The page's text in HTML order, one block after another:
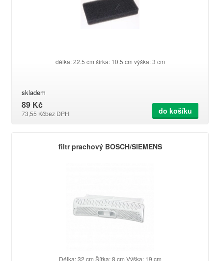
délka: 22.5 cm šířka: 10.5 cm výška: 3 cm
skladem
89 Kč
73,55 Kčbez DPH do košíku
filtr prachový BOSCH/SIEMENS
Délka: 32 cm Šířka: 8 cm Výška: 19 cm